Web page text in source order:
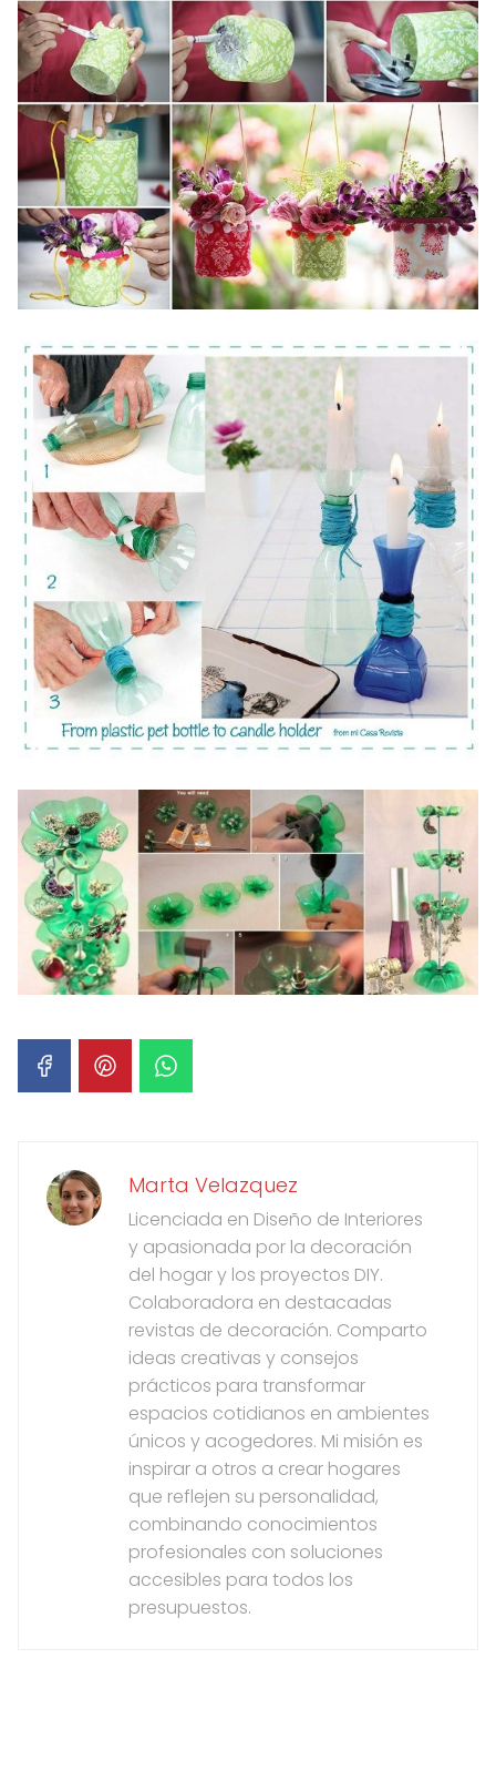
Marta Velazquez
Licenciada en Diseño de Interiores
y apasionada por la decoración
del hogar y los proyectos DIY.
Colaboradora en destacadas
revistas de decoración. Comparto
ideas creativas y consejos
prácticos para transformar
espacios cotidianos en ambientes
únicos y acogedores. Mi misión es
inspirar a otros a crear hogares
que reflejen su personalidad,
combinando conocimientos
profesionales con soluciones
accesibles para todos los
presupuestos.